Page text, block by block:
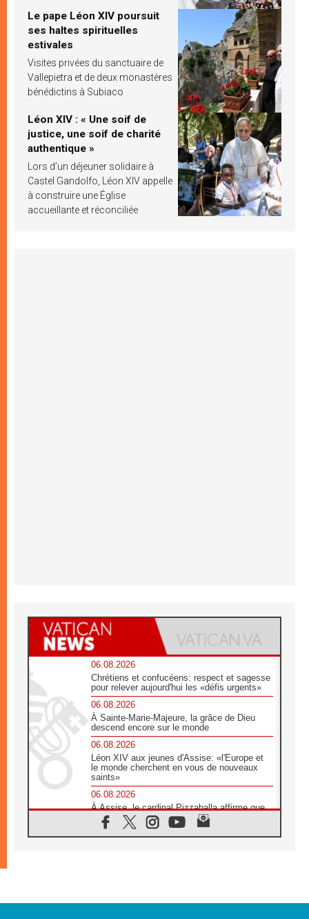
Le pape Léon XIV poursuit
ses haltes spirituelles
estivales
Visites privées du sanctuaire de
Vallepietra et de deux monastères
bénédictins à Subiaco
Léon XIV : « Une soif de
justice, une soif de charité
authentique »
Lors d’un déjeuner solidaire à
Castel Gandolfo, Léon XIV appelle
à construire une Église
accueillante et réconciliée
06.08.2026
Chrétiens et confucéens: respect et sagesse
pour relever aujourd'hui les «défis urgents»
06.08.2026
À Sainte-Marie-Majeure, la grâce de Dieu
descend encore sur le monde
06.08.2026
Léon XIV aux jeunes d'Assise: «l'Europe et
le monde cherchent en vous de nouveaux
saints»
06.08.2026
À Assise, le cardinal Pizzaballa affirme que
«les chrétiens veulent la paix»
06.08.2026